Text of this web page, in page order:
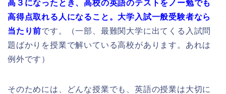
高３になったとき、高校の英語のテストをノー勉でも
高得点取れる人になること。大学入試一般受験者なら
当たり前です。（一部、最難関大学に出てくる入試問
題ばかりを授業で解いている高校があります。あれは
例外です）
そのためには、どんな授業でも、英語の授業は大切に